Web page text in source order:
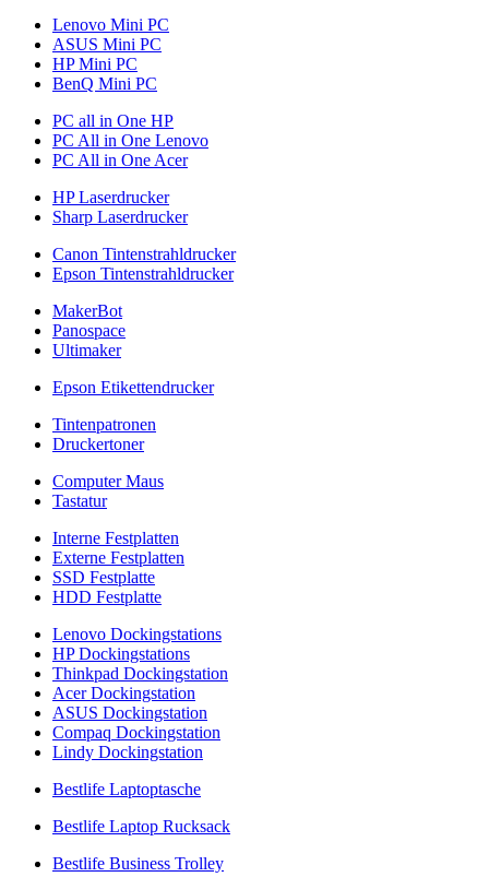
Lenovo Mini PC
ASUS Mini PC
HP Mini PC
BenQ Mini PC
PC all in One HP
PC All in One Lenovo
PC All in One Acer
HP Laserdrucker
Sharp Laserdrucker
Canon Tintenstrahldrucker
Epson Tintenstrahldrucker
MakerBot
Panospace
Ultimaker
Epson Etikettendrucker
Tintenpatronen
Druckertoner
Computer Maus
Tastatur
Interne Festplatten
Externe Festplatten
SSD Festplatte
HDD Festplatte
Lenovo Dockingstations
HP Dockingstations
Thinkpad Dockingstation
Acer Dockingstation
ASUS Dockingstation
Compaq Dockingstation
Lindy Dockingstation
Bestlife Laptoptasche
Bestlife Laptop Rucksack
Bestlife Business Trolley